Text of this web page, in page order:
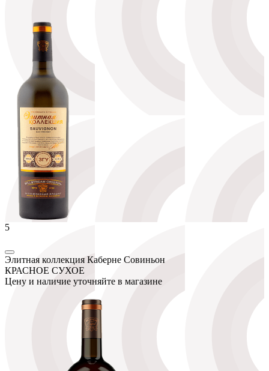
5
Элитная коллекция Каберне Совиньон
КРАСНОЕ СУХОЕ
Цену и наличие уточняйте в магазине